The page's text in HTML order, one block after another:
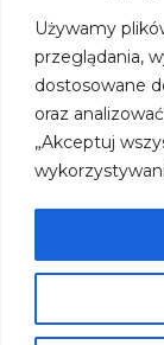
Używamy
przeglądania,
dostosowane
oraz
„Akceptuj